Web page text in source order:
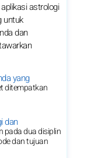
astrologi
untuk
dan
yang
ditempatkan
dan
pada dua disiplin
dan tujuan